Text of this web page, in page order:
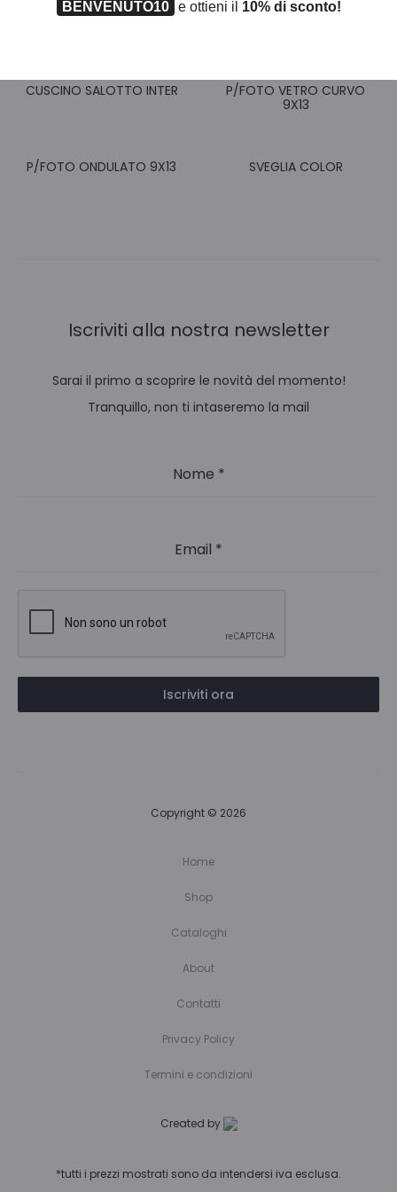
CUSCINO SALOTTO INTER
P/FOTO VETRO CURVO
9X13
P/FOTO ONDULATO 9X13 SVEGLIA COLOR
Iscriviti alla nostra newsletter
Sarai il primo a scoprire le novità del momento!
Tranquillo, non ti intaseremo la mail
Nome *
Email *
Iscriviti ora
Copyright © 2026
Home
Shop
Cataloghi
About
Contatti
Privacy Policy
Termini e condizioni
Created by
*tutti i prezzi mostrati sono da intendersi iva esclusa.
BENVENUTO10
e ottieni il 10% di sconto!